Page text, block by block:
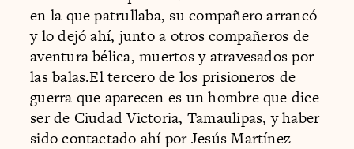
en la que patrullaba, su compañero arrancó
y lo dejó ahí, junto a otros compañeros de
aventura bélica, muertos y atravesados por
las balas.El tercero de los prisioneros de
guerra que aparecen es un hombre que dice
ser de Ciudad Victoria, Tamaulipas, y haber
sido contactado ahí por Jesús Martínez